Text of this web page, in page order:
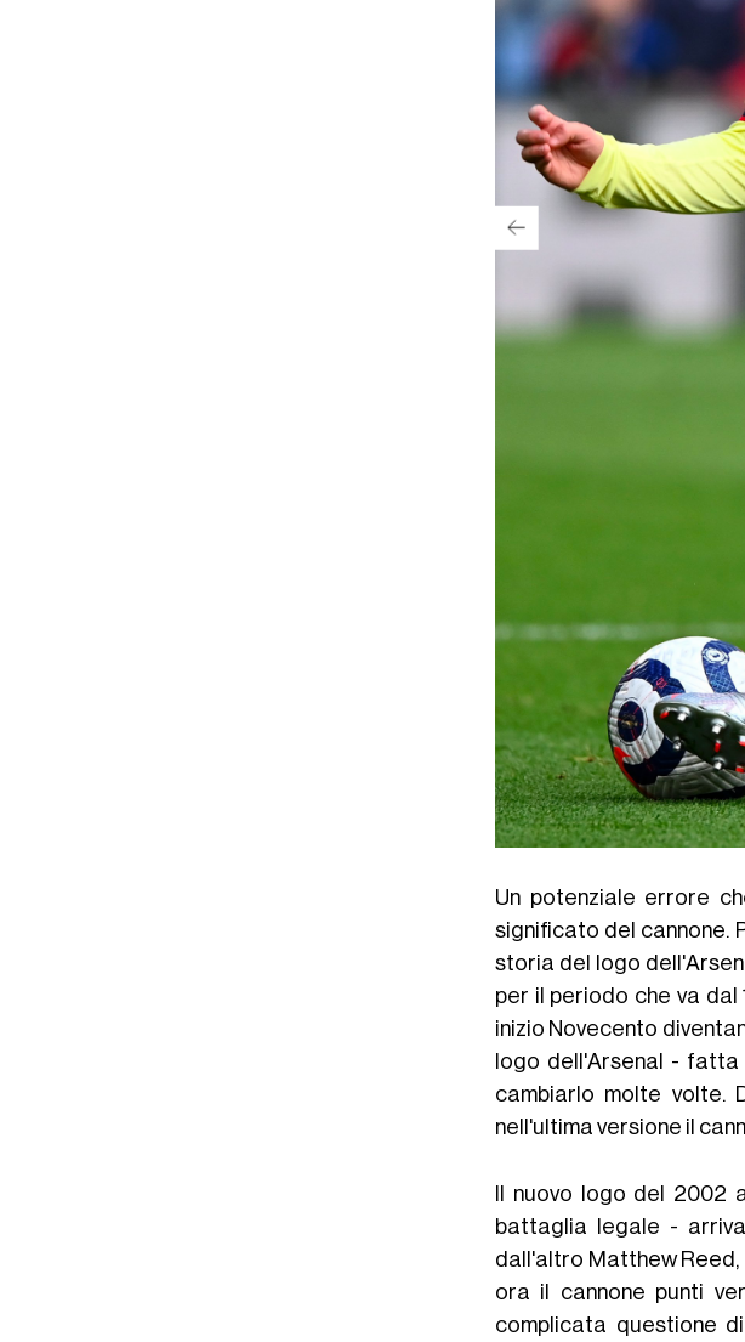
Un potenziale errore
significato del cannone.
storia del logo
per il periodo che va dal
inizio Novecento
logo dell'Arsenal - fatta
cambiarlo molte volte.
nell'ultima versione il
Il nuovo logo del 2002
battaglia legale -
dall'altro Matthew Reed,
ora il cannone punti
complicata questione di